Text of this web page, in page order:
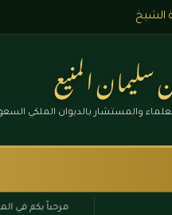
الشيخ
سليمان المنيع
والمستشار بالديوان الملكي
مرحباً بكم